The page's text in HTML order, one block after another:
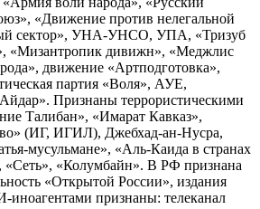
«Движение против нелегальной
сектор», УНА-УНСО, УПА, «Тризуб
«Мизантропик дивижн», «Меджлис
движение «Артподготовка»,
партия «Воля», АУЕ,
Признаны террористическими
Талибан», «Имарат Кавказ»,
(ИГ, ИГИЛ), Джебхад-ан-Нусра,
мусульмане», «Аль-Каида в странах
«Сеть», «Колумбайн». В РФ признана
«Открытой России», издания
признаны: телеканал